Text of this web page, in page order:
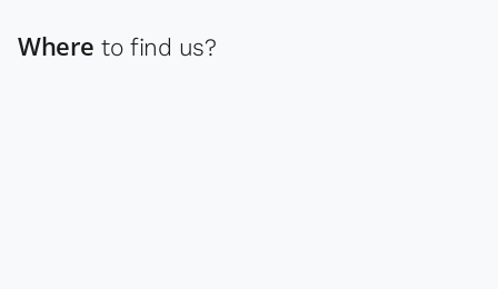
Where to find us?